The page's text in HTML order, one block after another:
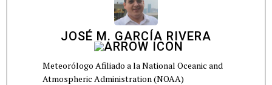
JOSÉ M. GARCÍA RIVERA
Meteorólogo Afiliado a la National Oceanic and
Atmospheric Administration (NOAA)